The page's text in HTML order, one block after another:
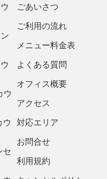
ウ
ウ
セ
ごあいさつ
ご利用の流れ
メニュー料金表
よくある質問
オフィス概要
アクセス
対応エリア
お問合せ
利用規約